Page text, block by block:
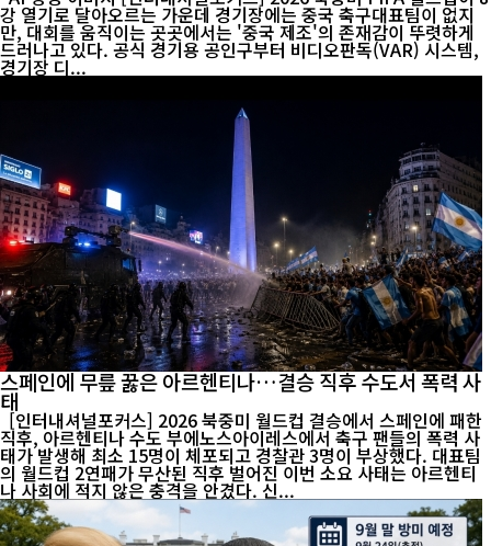
강 열기로 달아오르는 가운데 경기장에는 중국 축구대표팀이 없지
만, 대회를 움직이는 곳곳에서는 '중국 제조'의 존재감이 뚜렷하게
드러나고 있다. 공식 경기용 공인구부터 비디오판독(VAR) 시스템,
경기장 디...
스페인에 무릎 꿇은 아르헨티나…결승 직후 수도서 폭력 사
태
[인터내셔널포커스] 2026 북중미 월드컵 결승에서 스페인에 패한
직후, 아르헨티나 수도 부에노스아이레스에서 축구 팬들의 폭력 사
태가 발생해 최소 15명이 체포되고 경찰관 3명이 부상했다. 대표팀
의 월드컵 2연패가 무산된 직후 벌어진 이번 소요 사태는 아르헨티
나 사회에 적지 않은 충격을 안겼다. 신...